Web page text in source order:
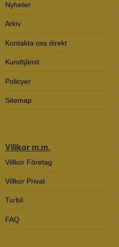
Nyheter
Arkiv
Kontakta oss direkt
Kundtjänst
Policyer
Sitemap
Villkor m.m.
Villkor Företag
Villkor Privat
Turbil
FAQ